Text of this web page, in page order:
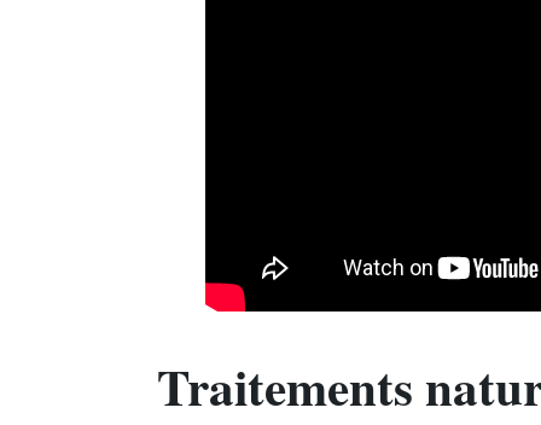
Traitements